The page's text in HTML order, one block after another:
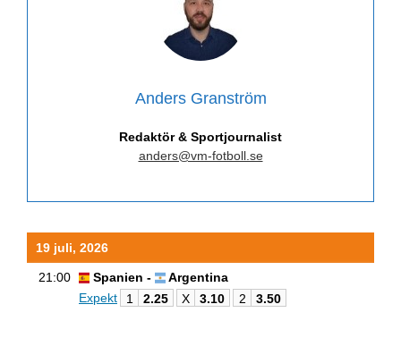
Anders Granström
Redaktör & Sportjournalist
anders@vm-fotboll.se
19 juli, 2026
21:00 Spanien -
Argentina
Expekt
1 2.25 X 3.10 2 3.50